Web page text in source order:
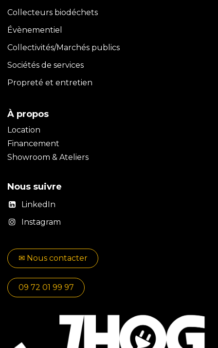
Collecteurs biodéchets
Évènementiel
Collectivités/Marchés publics
Sociétés de services
Propreté et entretien
À propos
Location
Financement
Showroom & Ateliers
Nous suivre
LinkedIn
Instagram
✉​​ No​​​​us contacter
09 72 01 99 97